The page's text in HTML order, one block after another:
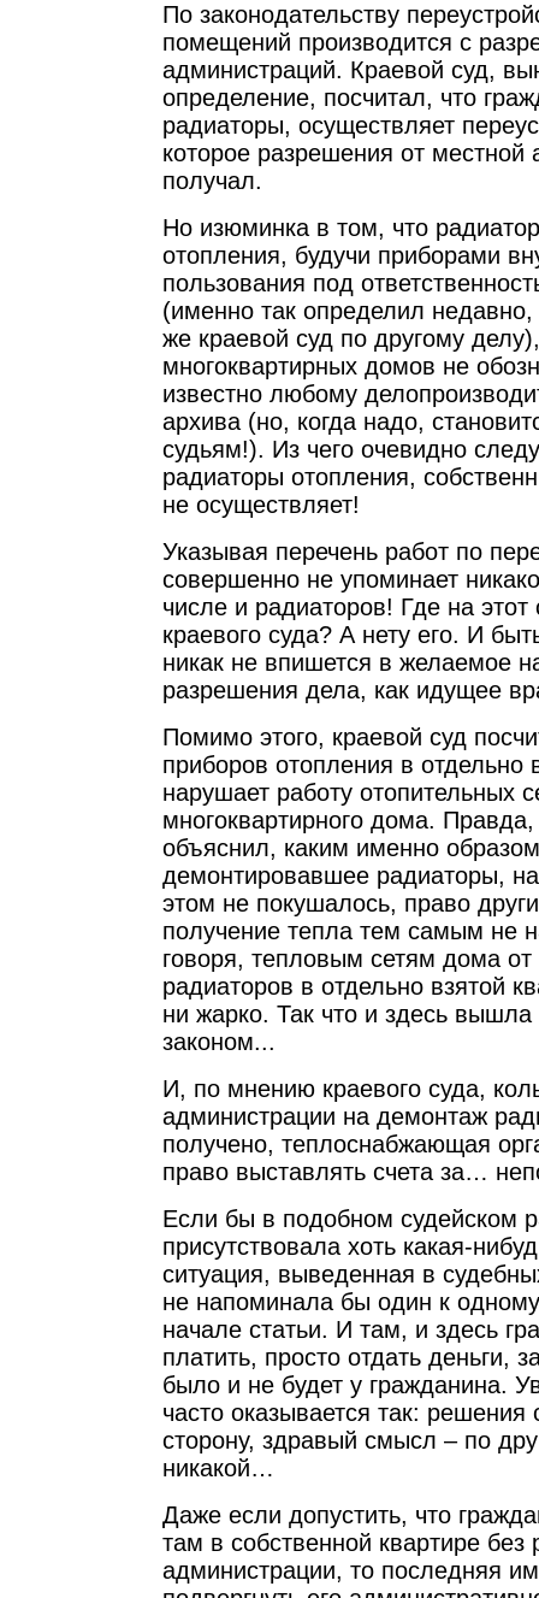
По законодательству
помещений производится с
администраций. Краевой суд,
определение, посчитал, что
радиаторы, осуществляет
которое разрешения от местной
получал.
Но изюминка в том, что
отопления, будучи приборами
пользования под
(именно так определил недавно,
же краевой суд по другому
многоквартирных домов не
известно любому
архива (но, когда надо,
судьям!). Из чего очевидно
радиаторы отопления,
не осуществляет!
Указывая перечень работ по
совершенно не упоминает
числе и радиаторов! Где на этот
краевого суда? А нету его. И
никак не впишется в желаемое
разрешения дела, как идущее
Помимо этого, краевой суд
приборов отопления в отдельно
нарушает работу отопительных
многоквартирного дома.
объяснил, каким именно
демонтировавшее радиаторы,
этом не покушалось, право
получение тепла тем самым не
говоря, тепловым сетям дома
радиаторов в отдельно взятой
ни жарко. Так что и здесь вышла
законом...
И, по мнению краевого суда,
администрации на демонтаж
получено, теплоснабжающая
право выставлять счета за…
Если бы в подобном судейском
присутствовала хоть какая-
ситуация, выведенная в
не напоминала бы один к
начале статьи. И там, и здесь
платить, просто отдать деньги,
было и не будет у гражданина.
часто оказывается так: решения
сторону, здравый смысл – по
никакой…
Даже если допустить, что
там в собственной квартире без
администрации, то последняя